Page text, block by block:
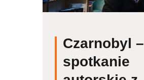
Czarnobyl –
spotkanie